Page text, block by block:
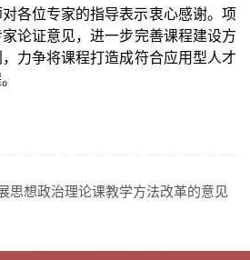
对各位专家的指导表示衷心感谢。项
论证意见，进一步完善课程建设方
力争将课程打造成符合应用型人才
思想政治理论课教学方法改革的意见